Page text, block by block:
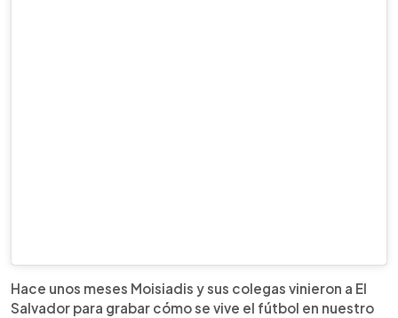
Hace unos meses Moisiadis y sus colegas vinieron a El
Salvador para grabar cómo se vive el fútbol en nuestro